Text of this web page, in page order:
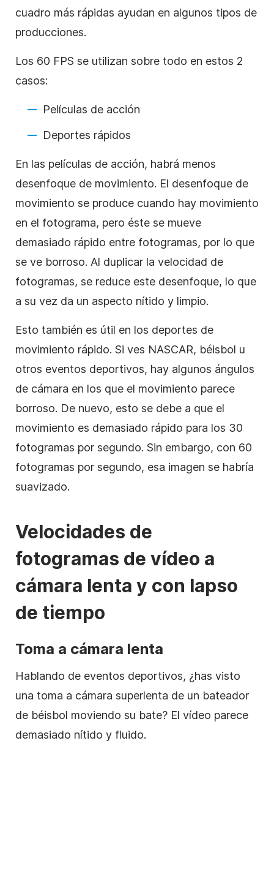
cuadro más rápidas ayudan en algunos tipos de
producciones.
Los 60 FPS se utilizan sobre todo en estos 2
casos:
Películas de acción
Deportes rápidos
En las películas de acción, habrá menos
desenfoque de movimiento. El desenfoque de
movimiento se produce cuando hay movimiento
en el fotograma, pero éste se mueve
demasiado rápido entre fotogramas, por lo que
se ve borroso. Al duplicar la velocidad de
fotogramas, se reduce este desenfoque, lo que
a su vez da un aspecto nítido y limpio.
Esto también es útil en los deportes de
movimiento rápido. Si ves NASCAR, béisbol u
otros eventos deportivos, hay algunos ángulos
de cámara en los que el movimiento parece
borroso. De nuevo, esto se debe a que el
movimiento es demasiado rápido para los 30
fotogramas por segundo. Sin embargo, con 60
fotogramas por segundo, esa imagen se habría
suavizado.
Velocidades de
fotogramas de vídeo a
cámara lenta y con lapso
de tiempo
Toma a cámara lenta
Hablando de eventos deportivos, ¿has visto
una toma a cámara superlenta de un bateador
de béisbol moviendo su bate? El vídeo parece
demasiado nítido y fluido.